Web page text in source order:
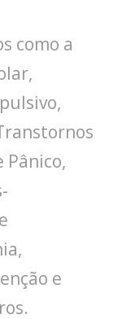
como a
e